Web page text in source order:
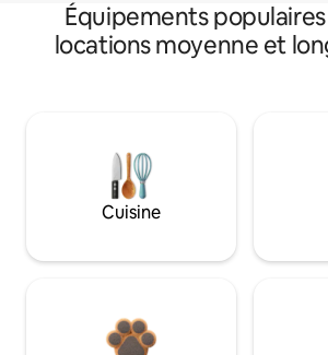
Équipements
locations moyenne et
Cuisine